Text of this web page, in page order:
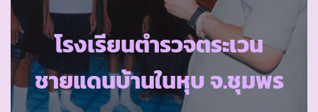
โรงเรียนตำรวจตระเวน
ชายแดนบ้านในหุบ จ.ชุมพร